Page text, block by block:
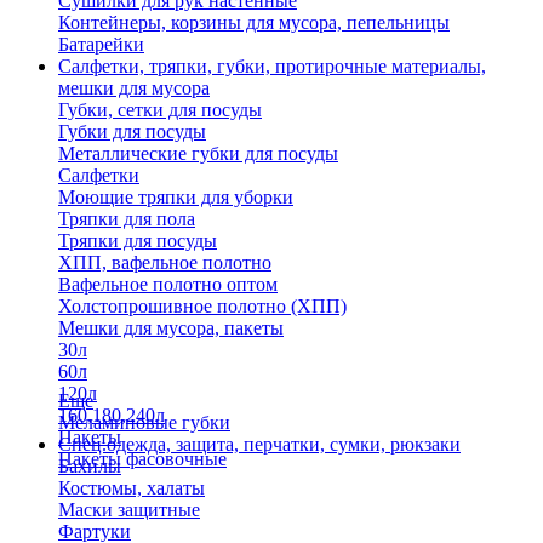
Контейнеры, корзины для мусора, пепельницы
Батарейки
Салфетки, тряпки, губки, протирочные материалы,
мешки для мусора
Губки, сетки для посуды
Губки для посуды
Металлические губки для посуды
Салфетки
Моющие тряпки для уборки
Тряпки для пола
Тряпки для посуды
ХПП, вафельное полотно
Вафельное полотно оптом
Холстопрошивное полотно (ХПП)
Мешки для мусора, пакеты
30л
60л
120л
160,180,240л
Пакеты
Пакеты фасовочные
Еще
Меламиновые губки
Спец.одежда, защита, перчатки, сумки, рюкзаки
Бахилы
Костюмы, халаты
Маски защитные
Фартуки